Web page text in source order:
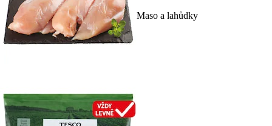
Maso a lahůdky